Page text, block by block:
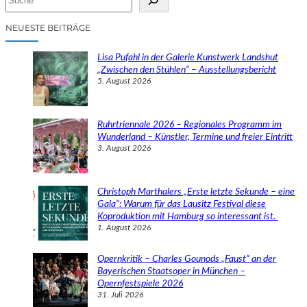
cNEUESTE BEITRÄGE
Lisa Pufahl in der Galerie Kunstwerk Landshut
„Zwischen den Stühlen“ – Ausstellungsbericht
5. August 2026
Ruhrtriennale 2026 – Regionales Programm im
Wunderland – Künstler, Termine und freier Eintritt
3. August 2026
Christoph Marthalers „Erste letzte Sekunde – eine
Gala“: Warum für das Lausitz Festival diese
Koproduktion mit Hamburg so interessant ist.
1. August 2026
Opernkritik – Charles Gounods „Faust“ an der
Bayerischen Staatsoper in München –
Opernfestspiele 2026
31. Juli 2026